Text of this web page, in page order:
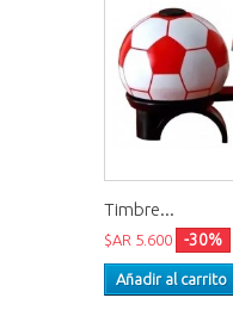
Timbre...
$AR 5.600 -30%
Añadir al carrito